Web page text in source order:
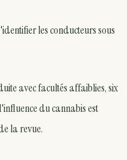
les conducteurs sous
avec facultés affaiblies, six
du cannabis est
la revue.